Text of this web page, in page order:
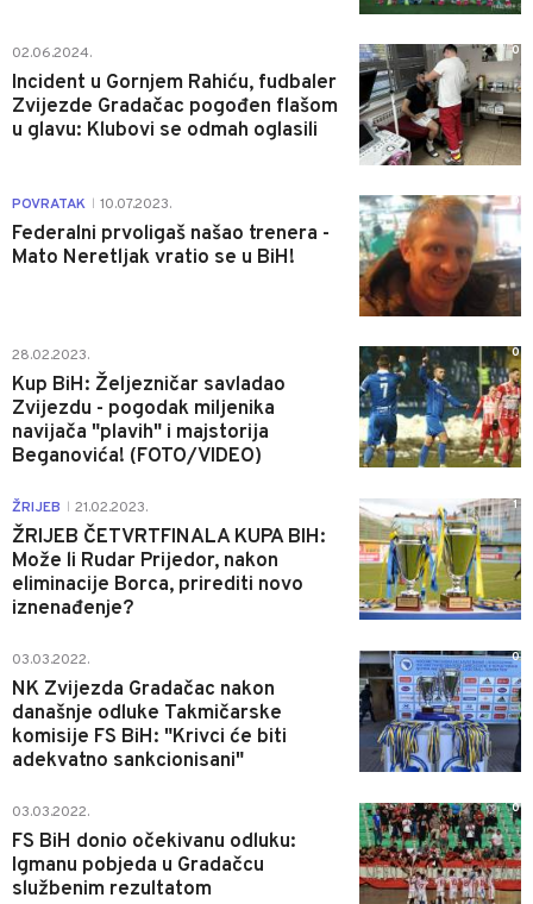
02.06.2024.
Incident u Gornjem Rahiću, fudbaler
Zvijezde Gradačac pogođen flašom
u glavu: Klubovi se odmah oglasili
0
POVRATAK 10.07.2023.
Federalni prvoligaš našao trenera -
Mato Neretljak vratio se u BiH!
0
28.02.2023.
Kup BiH: Željezničar savladao
Zvijezdu - pogodak miljenika
navijača "plavih" i majstorija
Beganovića! (FOTO/VIDEO)
0
ŽRIJEB 21.02.2023.
ŽRIJEB ČETVRTFINALA KUPA BIH:
Može li Rudar Prijedor, nakon
eliminacije Borca, prirediti novo
iznenađenje?
1
03.03.2022.
NK Zvijezda Gradačac nakon
današnje odluke Takmičarske
komisije FS BiH: "Krivci će biti
adekvatno sankcionisani"
0
03.03.2022.
FS BiH donio očekivanu odluku:
Igmanu pobjeda u Gradačcu
službenim rezultatom
0